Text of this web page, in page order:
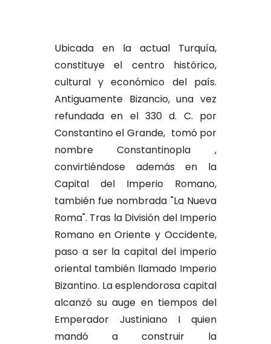
Ubicada en la actual Turquía,
constituye el centro histórico,
cultural y económico del país.
Antiguamente Bizancio, una vez
refundada en el 330 d. C. por
Constantino el Grande, tomó por
nombre Constantinopla ,
convirtiéndose además en la
Capital del Imperio Romano,
también fue nombrada "La Nueva
Roma". Tras la División del Imperio
Romano en Oriente y Occidente,
paso a ser la capital del imperio
oriental también llamado Imperio
Bizantino. La esplendorosa capital
alcanzó su auge en tiempos del
Emperador Justiniano I quien
mandó a construir la